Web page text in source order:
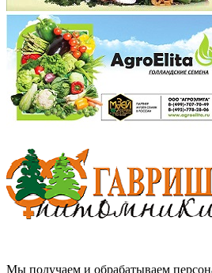
Мы получаем и обрабатываем